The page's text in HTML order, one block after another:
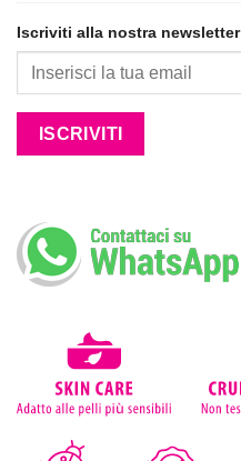
Iscriviti alla nostra newsletter